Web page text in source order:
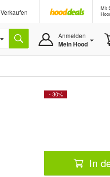
Verkaufen
Mit
Anmelden
Mein Hood
- 30%
In